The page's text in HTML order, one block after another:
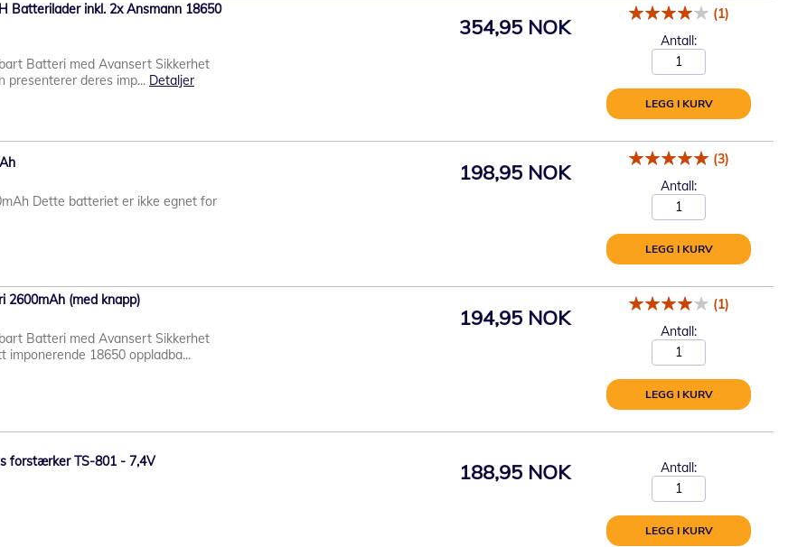
Batterilader inkl. 2x Ansmann 18650
Batteri med Avansert Sikkerhet
deres imp... Detaljer
354,95 NOK
(1)
Antall:
LEGG I KURV
Dette batteriet er ikke egnet for
198,95 NOK
(3)
Antall:
LEGG I KURV
2600mAh (med knapp)
Batteri med Avansert Sikkerhet
imponerende 18650 oppladba...
194,95 NOK
(1)
Antall:
LEGG I KURV
forstærker TS-801 - 7,4V 188,95 NOK Antall:
LEGG I KURV